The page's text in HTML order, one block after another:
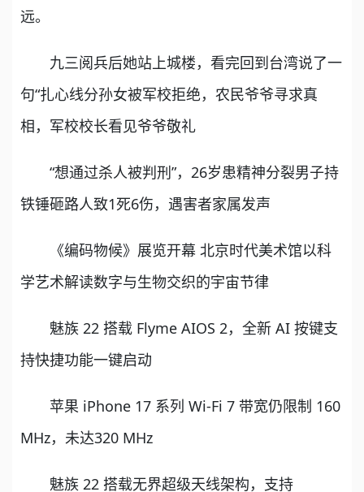
远。
九三阅兵后她站上城楼，看完回到台湾说了一
句“扎心线分孙女被军校拒绝，农民爷爷寻求真
相，军校校长看见爷爷敬礼
“想通过杀人被判刑”，26岁患精神分裂男子持
铁锤砸路人致1死6伤，遇害者家属发声
《编码物候》展览开幕 北京时代美术馆以科
学艺术解读数字与生物交织的宇宙节律
魅族 22 搭载 Flyme AIOS 2，全新 AI 按键支
持快捷功能一键启动
苹果 iPhone 17 系列 Wi-Fi 7 带宽仍限制 160
MHz，未达320 MHz
魅族 22 搭载无界超级天线架构，支持